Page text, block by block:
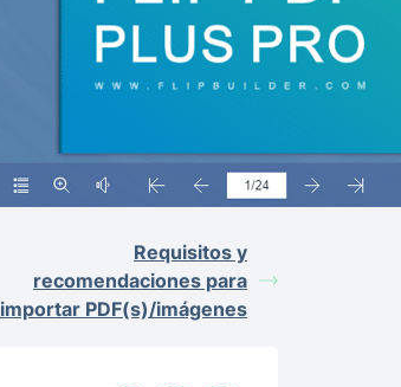
Requisitos y
recomendaciones para
importar PDF(s)/imágenes